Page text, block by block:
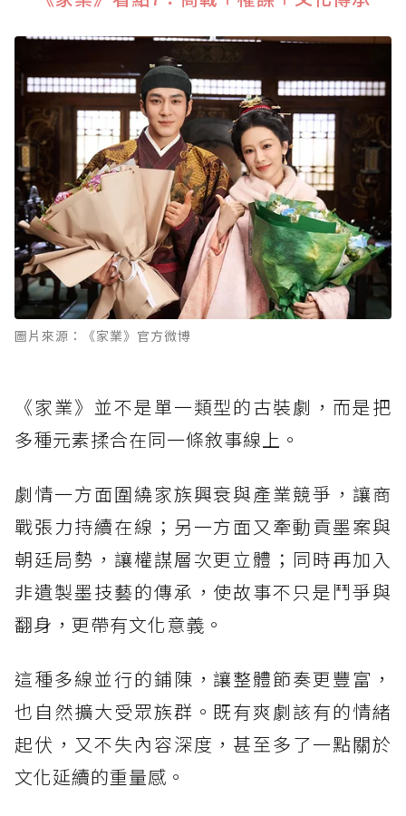
圖片來源：《家業》官方微博
《家業》並不是單一類型的古裝劇，而是把
多種元素揉合在同一條敘事線上。
劇情一方面圍繞家族興衰與產業競爭，讓商
戰張力持續在線；另一方面又牽動貢墨案與
朝廷局勢，讓權謀層次更立體；同時再加入
非遺製墨技藝的傳承，使故事不只是鬥爭與
翻身，更帶有文化意義。
這種多線並行的鋪陳，讓整體節奏更豐富，
也自然擴大受眾族群。既有爽劇該有的情緒
起伏，又不失內容深度，甚至多了一點關於
文化延續的重量感。